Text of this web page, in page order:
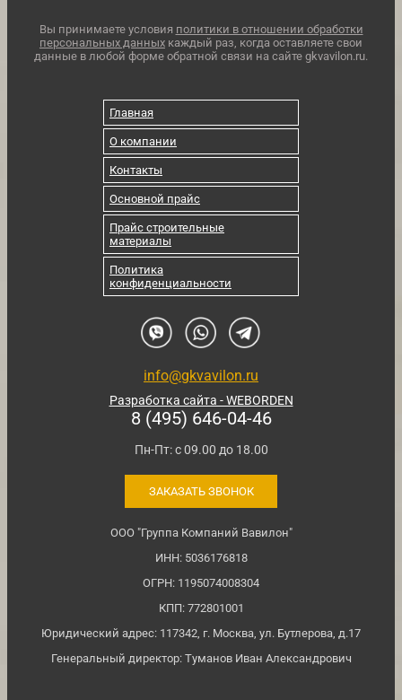
Вы принимаете условия политики в отношении обработки
персональных данных каждый раз, когда оставляете свои
данные в любой форме обратной связи на сайте gkvavilon.ru.
Главная
О компании
Контакты
Основной прайс
Прайс строительные
материалы
Политика
конфиденциальности
info@gkvavilon.ru
Разработка сайта - WEBORDEN
8 (495) 646-04-46
Пн-Пт: с 09.00 до 18.00
ЗАКАЗАТЬ ЗВОНОК
ООО "Группа Компаний Вавилон"
ИНН: 5036176818
ОГРН: 1195074008304
КПП: 772801001
Юридический адрес: 117342, г. Москва, ул. Бутлерова, д.17
Генеральный директор: Туманов Иван Александрович